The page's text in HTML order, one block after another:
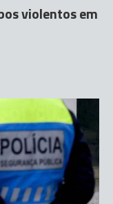
violentos em